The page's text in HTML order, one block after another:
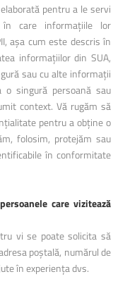
pentru a le servi
care informațiile lor
așa cum este descris în
informațiilor din SUA,
sau cu alte informații
o singură persoană sau
context. Vă rugăm să
pentru a obține o
folosim, protejăm sau
în conformitate
care vizitează
vi se poate solicita să
poștală, numărul de
în experiența dvs.